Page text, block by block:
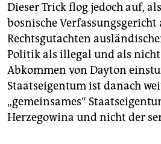
Dieser Trick flog jedoch auf,
bosnische Verfassungsgericht
Rechtsgutachten
Politik als illegal und als
Abkommen von Dayton
Staatseigentum ist danach
„gemeinsames“
Herzegowina und nicht der